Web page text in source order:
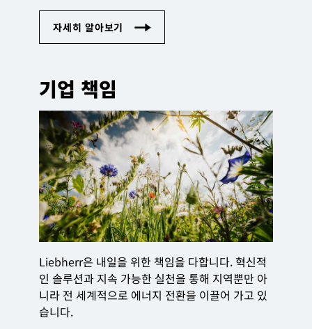
기업 책임
Liebherr은 내일을 위한 책임을 다합니다. 혁신적
인 솔루션과 지속 가능한 실천을 통해 지역뿐만 아
니라 전 세계적으로 에너지 전환을 이끌어 가고 있
습니다.